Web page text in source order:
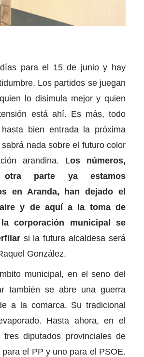
para el 15 de junio y hay
Los partidos se juegan
lo disimula mejor y quien
está ahí. Es más, todo
bien entrada la próxima
nada sobre el futuro color
arandina. Los números,
parte ya estamos
en Aranda, han dejado el
y de aquí a la toma de
corporación municipal se
si la futura alcaldesa será
González.
municipal, en el seno del
también se abre una guerra
a la comarca. Su tradicional
Hasta ahora, en el
diputados provinciales de
el PP y uno para el PSOE.